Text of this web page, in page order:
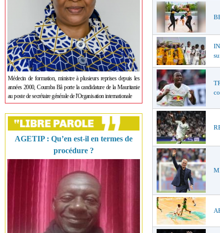
Médecin de formation, ministre à plusieurs reprises depuis les
années 2000, Coumba Bâ porte la candidature de la Mauritanie
au poste de secrétaire générale de l'Organisation internationale
AGETIP : Qu’en est-il en termes de
procédure ?